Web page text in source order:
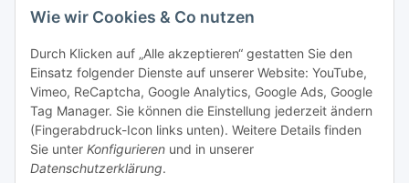
Wie wir Cookies & Co nutzen
Durch Klicken auf „Alle akzeptieren“ gestatten Sie den
Einsatz folgender Dienste auf unserer Website: YouTube,
Vimeo, ReCaptcha, Google Analytics, Google Ads, Google
Tag Manager. Sie können die Einstellung jederzeit ändern
(Fingerabdruck-Icon links unten). Weitere Details finden
Sie unter Konfigurieren und in unserer
Datenschutzerklärung.